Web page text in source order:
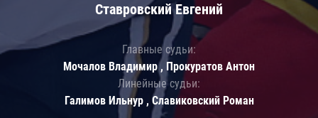
Ставровский Евгений
Главные судьи:
Мочалов Владимир , Прокуратов Антон
Линейные судьи:
Галимов Ильнур , Славиковский Роман